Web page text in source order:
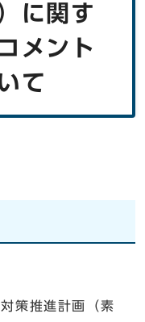
に関す
メント
て
推進計画（素